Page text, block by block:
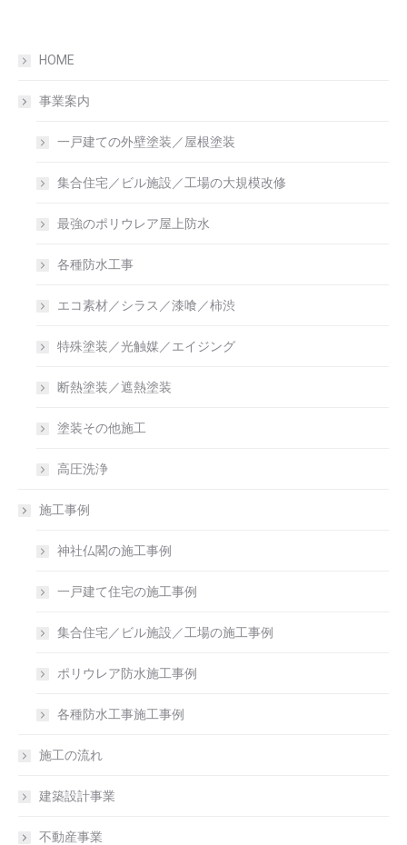
HOME
事業案内
一戸建ての外壁塗装／屋根塗装
集合住宅／ビル施設／工場の大規模改修
最強のポリウレア屋上防水
各種防水工事
エコ素材／シラス／漆喰／柿渋
特殊塗装／光触媒／エイジング
断熱塗装／遮熱塗装
塗装その他施工
高圧洗浄
施工事例
神社仏閣の施工事例
一戸建て住宅の施工事例
集合住宅／ビル施設／工場の施工事例
ポリウレア防水施工事例
各種防水工事施工事例
施工の流れ
建築設計事業
不動産事業